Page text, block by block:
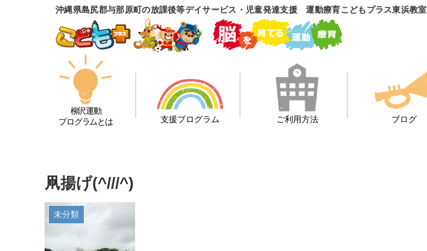
沖縄県島尻郡与那原町の放課後等デイサービス・児童発達支援 運動療育こどもプラス東浜教室
柳沢運動
プログラムとは
支援プログラム ご利用方法 ブログ
凧揚げ(^///^)
未分類